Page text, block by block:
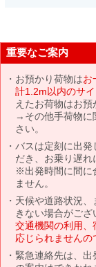
重要なご案内
お預かり荷物はお
計1.2m以内のサ
えたお荷物はお預
→その他手荷物に
さい。
バスは定刻に出発
だき、お乗り遅れ
※出発時間に間に
ません。
天候や道路状況
きない場合がござ
交通機関の利用、
応じられませんの
緊急連絡先は、